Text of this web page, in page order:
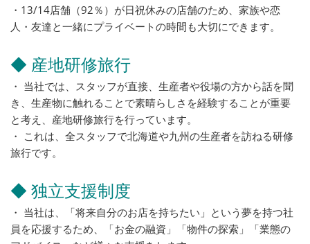
・13/14店舗（92％）が日祝休みの店舗のため、家族や恋
人・友達と一緒にプライベートの時間も大切にできます。
◆ 産地研修旅行
・ 当社では、スタッフが直接、生産者や役場の方から話を聞
き、生産物に触れることで素晴らしさを経験することが重要
と考え、産地研修旅行を行っています。
・ これは、全スタッフで北海道や九州の生産者を訪ねる研修
旅行です。
◆ 独立支援制度
・ 当社は、「将来自分のお店を持ちたい」という夢を持つ社
員を応援するため、「お金の融資」「物件の探索」「業態の